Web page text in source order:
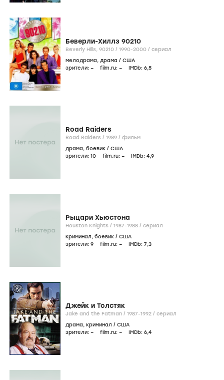
Беверли-Хиллз 90210
Beverly Hills, 90210 / 1990-2000 / сериал
мелодрама, драма / США
зрители: – film.ru: – IMDb: 6,5
Road Raiders
Road Raiders / 1989 / фильм
драма, боевик / США
зрители: 10 film.ru: – IMDb: 4,9
Рыцари Хьюстона
Houston Knights / 1987-1988 / сериал
криминал, боевик / США
зрители: 9 film.ru: – IMDb: 7,3
Джейк и Толстяк
Jake and the Fatman / 1987-1992 / сериал
драма, криминал / США
зрители: – film.ru: – IMDb: 6,4